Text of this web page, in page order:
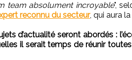
team absolument incroyable",
reconnu du secteur, qui aura
d’actualité seront abordés :
il serait temps de réunir